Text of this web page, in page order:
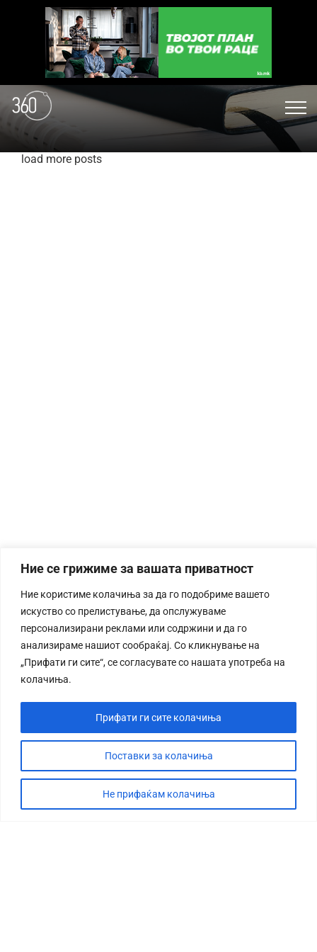
Ние се грижиме за вашата приватност
Ние користиме колачиња за да го подобриме вашето
искуство со прелистување, да опслужуваме
персонализирани реклами или содржини и да го
анализираме нашиот сообраќај. Со кликнување на
„Прифати ги сите“, се согласувате со нашата употреба на
колачиња.
Поставки за колачиња
Не прифаќам колачиња
Прифати ги сите колачиња
load more posts
СТОРИЈА
ДЕБАТА